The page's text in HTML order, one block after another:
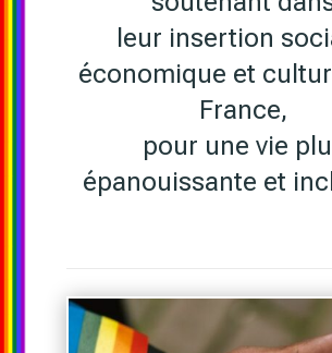
leur insertion
économique et
France,
pour une vie
épanouissante et